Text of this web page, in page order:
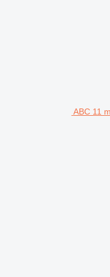
ABC 11